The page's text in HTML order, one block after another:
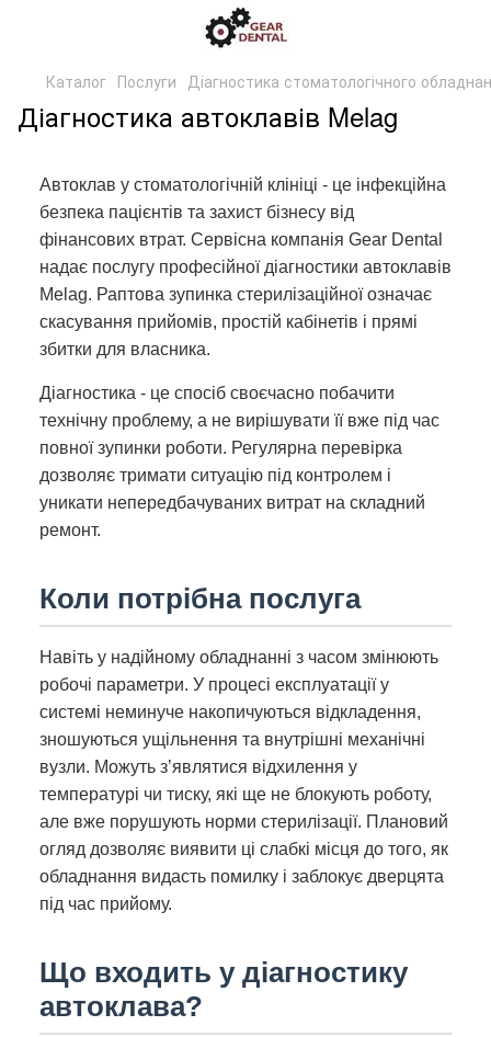
Каталог Послуги Діагностика стоматологічного
Діагностика автоклавів Melag
Автоклав у стоматологічній клініці - це інфекційна
безпека пацієнтів та захист бізнесу від
фінансових втрат. Сервісна компанія Gear Dental
надає послугу професійної діагностики автоклавів
Melag. Раптова зупинка стерилізаційної означає
скасування прийомів, простій кабінетів і прямі
збитки для власника.
Діагностика - це спосіб своєчасно побачити
технічну проблему, а не вирішувати її вже під час
повної зупинки роботи. Регулярна перевірка
дозволяє тримати ситуацію під контролем і
уникати непередбачуваних витрат на складний
ремонт.
Коли потрібна послуга
Навіть у надійному обладнанні з часом змінюють
робочі параметри. У процесі експлуатації у
системі неминуче накопичуються відкладення,
зношуються ущільнення та внутрішні механічні
вузли. Можуть з’являтися відхилення у
температурі чи тиску, які ще не блокують роботу,
але вже порушують норми стерилізації. Плановий
огляд дозволяє виявити ці слабкі місця до того, як
обладнання видасть помилку і заблокує дверцята
під час прийому.
Що входить у діагностику
автоклава?